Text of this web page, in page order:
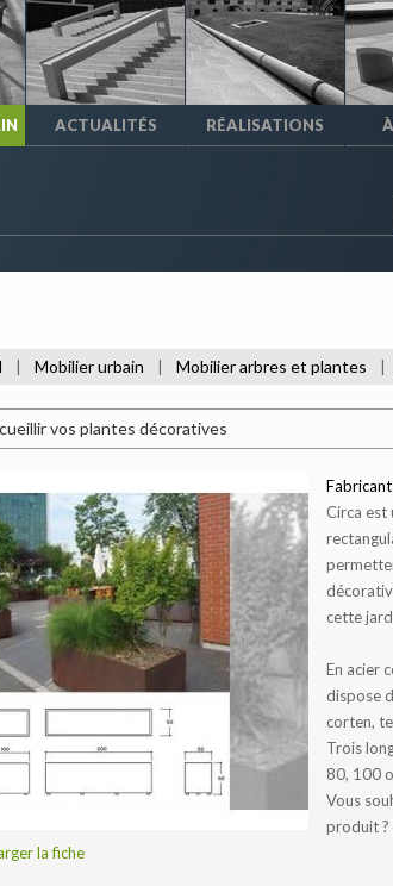
ACTUALITÉS RÉALISATIONS
Mobilier urbain Mobilier arbres et plantes
vos plantes décoratives
Circa est
cette
En acier
dispose
corten,
Trois
80, 100
Vous
produit ?
la fiche